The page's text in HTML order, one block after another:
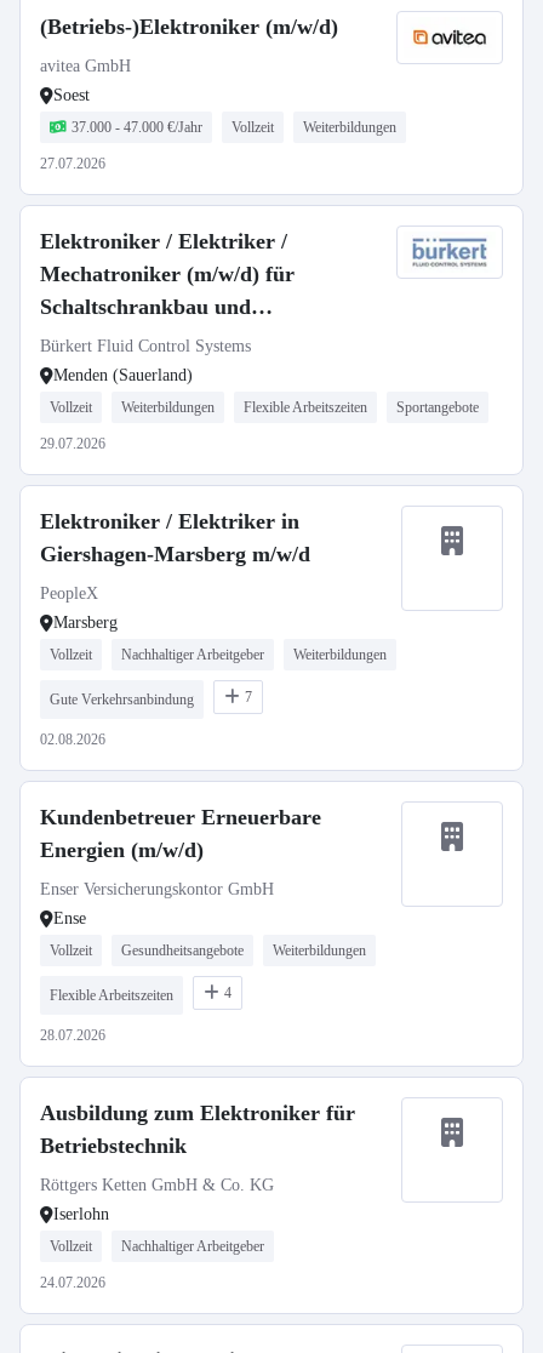
(Betriebs-)Elektroniker (m/w/d)
avitea GmbH
Soest
37.000 - 47.000 €/Jahr Vollzeit Weiterbildungen
27.07.2026
Elektroniker / Elektriker /
Mechatroniker (m/w/d) für
Schaltschrankbau und
Prototypenfertigung
Bürkert Fluid Control Systems
Menden (Sauerland)
Vollzeit Weiterbildungen Flexible Arbeitszeiten Sportangebote
29.07.2026
Elektroniker / Elektriker in
Giershagen-Marsberg m/w/d
PeopleX
Marsberg
Vollzeit Nachhaltiger Arbeitgeber Weiterbildungen
Gute Verkehrsanbindung 7
02.08.2026
Kundenbetreuer Erneuerbare
Energien (m/w/d)
Enser Versicherungskontor GmbH
Ense
Vollzeit Gesundheitsangebote Weiterbildungen
Flexible Arbeitszeiten 4
28.07.2026
Ausbildung zum Elektroniker für
Betriebstechnik
Röttgers Ketten GmbH & Co. KG
Iserlohn
Vollzeit Nachhaltiger Arbeitgeber
24.07.2026